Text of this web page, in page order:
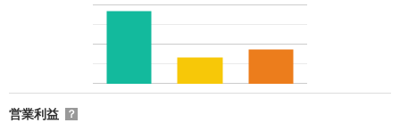
営業利益 ？